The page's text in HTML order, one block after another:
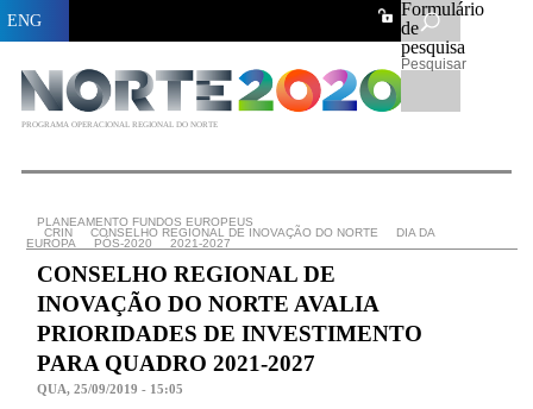
Formulário
de
pesquisa
Pesquisar
PROGRAMA OPERACIONAL REGIONAL DO NORTE
ENG
PLANEAMENTO FUNDOS EUROPEUS
CRIN
CONSELHO REGIONAL DE INOVAÇÃO DO NORTE
DIA DA
EUROPA
PÓS-2020 2021-2027
CONSELHO REGIONAL DE
INOVAÇÃO DO NORTE AVALIA
PRIORIDADES DE INVESTIMENTO
PARA QUADRO 2021-2027
QUA, 25/09/2019 - 15:05